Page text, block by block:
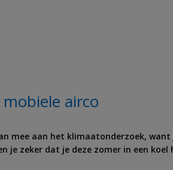
airco
mee aan het klimaatonderzoek, want
je zeker dat je deze zomer in een